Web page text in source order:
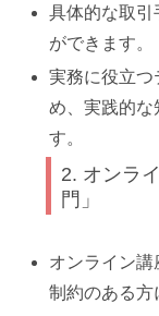
具体的な取引
ができます。
実務に役立つ
め、実践的な
す。
2. オンラ
門」
オンライン講
制約のある方